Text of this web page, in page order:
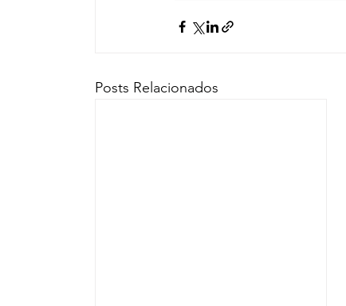
Posts Relacionados